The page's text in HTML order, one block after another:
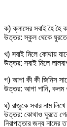
ক) ক্লাসের সবাই হৈ হৈ
উত্তর: স্কুল থেকে ঘুরতে
খ) সবাই মিলে কোথায়
উত্তর: সবাই মিলে
গ) আপা কী কী জিনিস
উত্তর: আপা পানি, কলম
ঘ) রাজুকে সবার নাম
উত্তর: কোথাও ঘুরতে
নিরাপত্তার জন্য নামের